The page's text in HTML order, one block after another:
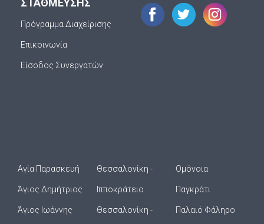
ΣΤΑΘΜΕΥΣΗΣ
Πρόγραμμα Διαχείρισης
Επικοινωνία
Είσοδος Συνεργατών
Αγία Παρασκευή
Άγιος Δημήτριος
Άγιος Ιωάννης
Θεσσαλονίκη -
Ιπποκράτειο
Θεσσαλονίκη -
Ομόνοια
Παγκράτι
Παλαιό Φάληρο